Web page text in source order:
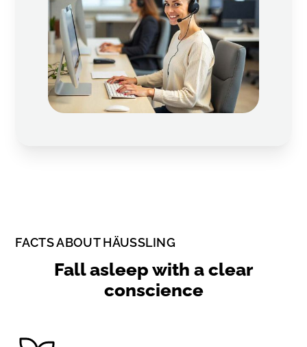
FACTS ABOUT HÄUSSLING
Fall asleep with a clear
conscience